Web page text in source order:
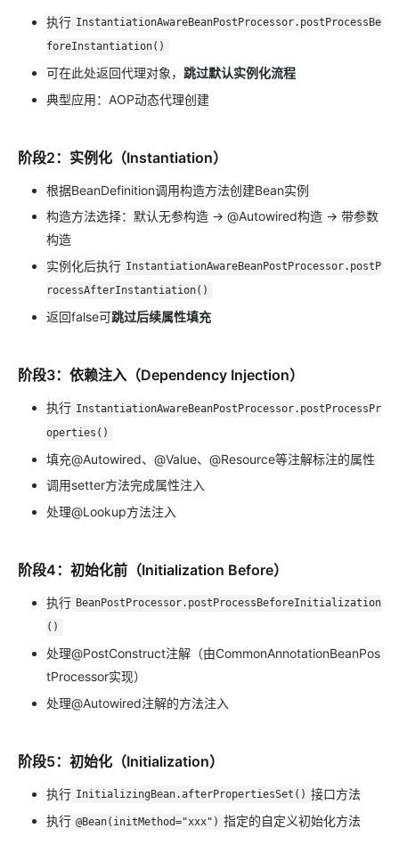
执行 InstantiationAwareBeanPostProcessor.postProcessBe
foreInstantiation()
可在此处返回代理对象， 跳过默认实例化流程
典型应用：AOP动态代理创建
阶段2：实例化（Instantiation）
根据BeanDefinition调用构造方法创建Bean实例
构造方法选择：默认无参构造 → @Autowired构造 → 带参数
构造
实例化后执行 InstantiationAwareBeanPostProcessor.postP
rocessAfterInstantiation()
返回false可跳过后续属性填充
阶段3：依赖注入（Dependency Injection）
执行 InstantiationAwareBeanPostProcessor.postProcessPr
operties()
填充@Autowired、@Value、@Resource等注解标注的属性
调用setter方法完成属性注入
处理@Lookup方法注入
阶段4：初始化前（Initialization Before）
执行 BeanPostProcessor.postProcessBeforeInitialization
()
处理@PostConstruct注解（由CommonAnnotationBeanPos
tProcessor实现）
处理@Autowired注解的方法注入
阶段5：初始化（Initialization）
执行 InitializingBean.afterPropertiesSet() 接口方法
执行 @Bean(initMethod="xxx") 指定的自定义初始化方法